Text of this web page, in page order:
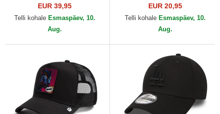
Farm Goorin Bros.
EUR 39,95
Telli kohale Esmaspäev, 10.
Aug.
Flag New EraEUR 20,95
Telli kohale Esmaspäev, 10.
Aug.